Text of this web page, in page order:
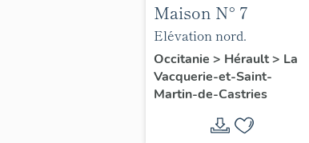
Maison N° 7
Elévation nord.
Occitanie > Hérault> La
Vacquerie-et-Saint-
Martin-de-Castries